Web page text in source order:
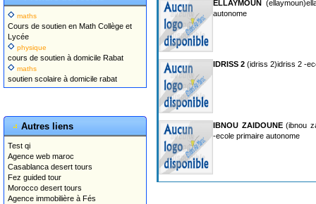
maths
Cours de soutien en Math Collège et
Lycée
physique
cours de soutien à domicile Rabat
maths
soutien scolaire à domicile rabat
Autres liens
Test qi
Agence web maroc
Casablanca desert tours
Fez guided tour
Morocco desert tours
Agence immobilière à Fés
ELLAYMOUN
autonome
IDRISS 2 (idriss 2)idriss 2 -
IBNOU ZAIDOUNE(ibnou
-ecole primaire autonome